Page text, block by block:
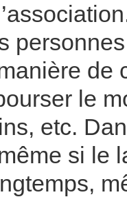
de
le
etc.
si le